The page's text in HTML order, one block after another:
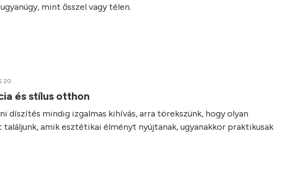
mint ősszel vagy télen.
20.
és stílus otthon
díszítés mindig izgalmas kihívás, arra törekszünk, hogy olyan
találjunk, amik esztétikai élményt nyújtanak, ugyanakkor praktikusak